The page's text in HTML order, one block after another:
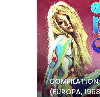
COMPILATION:
(EUROPA,